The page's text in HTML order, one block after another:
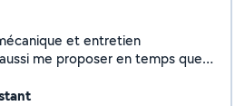
et entretien
me proposer en temps que
Matériel professionnel),